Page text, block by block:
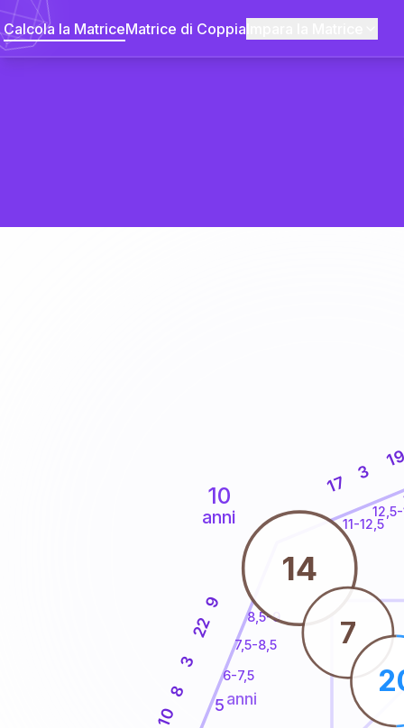
Calcola la MatriceMatrice di Coppia
10
anni
6-7,5
7,5-8,5
8,5-9
11-12,5
10
8
3
22
9
17 3
19
14
7
5anni